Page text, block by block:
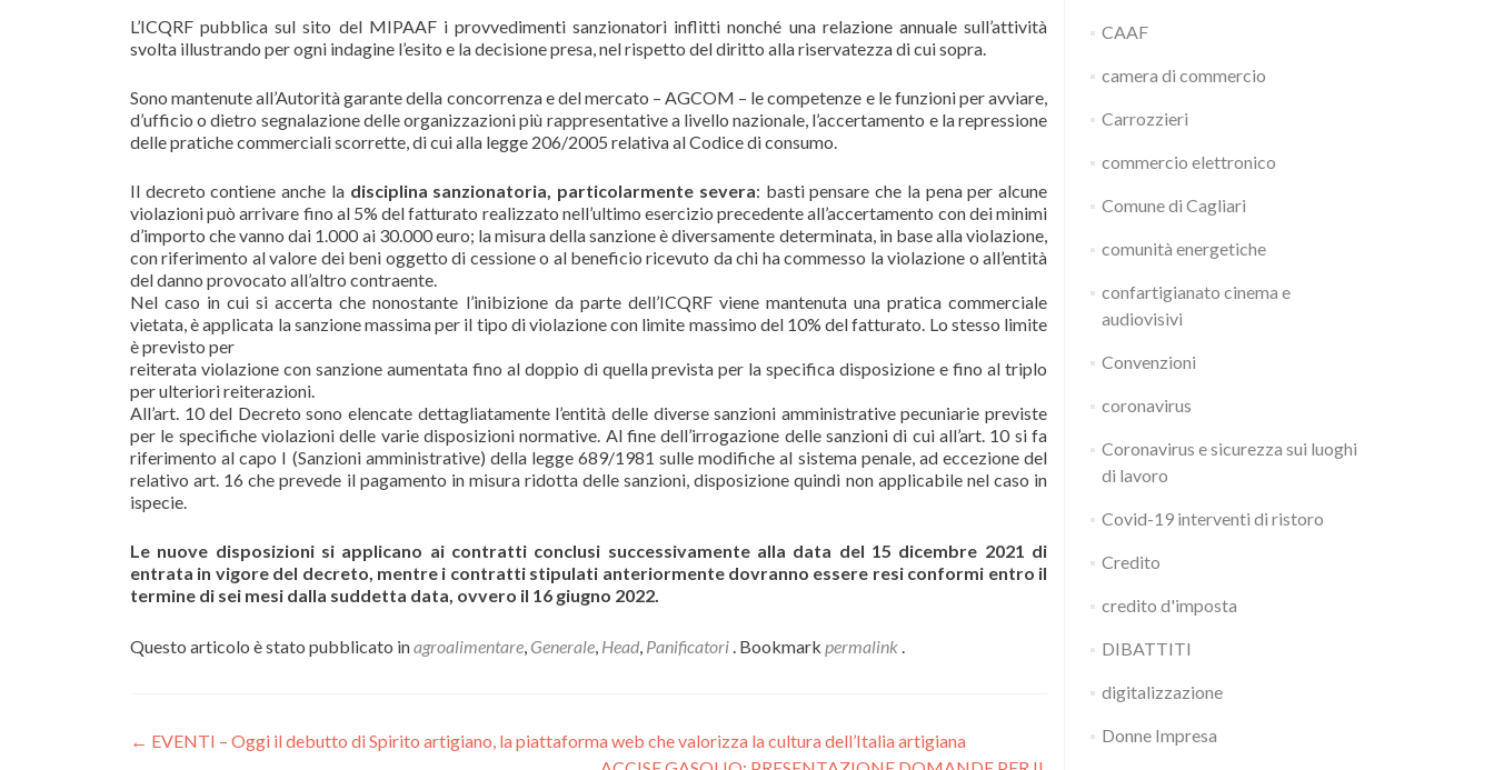
L’ICQRF pubblica sul sito del MIPAAF i provvedimenti sanzionatori inflitti nonché una relazione annuale sull’attività
svolta illustrando per ogni indagine l’esito e la decisione presa, nel rispetto del diritto alla riservatezza di cui sopra.
Sono mantenute all’Autorità garante della concorrenza e del mercato – AGCOM – le competenze e le funzioni per avviare,
d’ufficio o dietro segnalazione delle organizzazioni più rappresentative a livello nazionale, l’accertamento e la repressione
delle pratiche commerciali scorrette, di cui alla legge 206/2005 relativa al Codice di consumo.
Il decreto contiene anche la disciplina sanzionatoria, particolarmente severa: basti pensare che la pena per alcune
violazioni può arrivare fino al 5% del fatturato realizzato nell’ultimo esercizio precedente all’accertamento con dei minimi
d’importo che vanno dai 1.000 ai 30.000 euro; la misura della sanzione è diversamente determinata, in base alla violazione,
con riferimento al valore dei beni oggetto di cessione o al beneficio ricevuto da chi ha commesso la violazione o all’entità
del danno provocato all’altro contraente.
Nel caso in cui si accerta che nonostante l’inibizione da parte dell’ICQRF viene mantenuta una pratica commerciale
vietata, è applicata la sanzione massima per il tipo di violazione con limite massimo del 10% del fatturato. Lo stesso limite
è previsto per
reiterata violazione con sanzione aumentata fino al doppio di quella prevista per la specifica disposizione e fino al triplo
per ulteriori reiterazioni.
All’art. 10 del Decreto sono elencate dettagliatamente l’entità delle diverse sanzioni amministrative pecuniarie previste
per le specifiche violazioni delle varie disposizioni normative. Al fine dell’irrogazione delle sanzioni di cui all’art. 10 si fa
riferimento al capo I (Sanzioni amministrative) della legge 689/1981 sulle modifiche al sistema penale, ad eccezione del
relativo art. 16 che prevede il pagamento in misura ridotta delle sanzioni, disposizione quindi non applicabile nel caso in
ispecie.
Le nuove disposizioni si applicano ai contratti conclusi successivamente alla data del 15 dicembre 2021 di
entrata in vigore del decreto, mentre i contratti stipulati anteriormente dovranno essere resi conformi entro il
termine di sei mesi dalla suddetta data, ovvero il 16 giugno 2022.
Questo articolo è stato pubblicato inagroalimentare, Generale, Head, Panificatori . Bookmark permalink .
Navigazione
← EVENTI – Oggi il debutto di Spirito artigiano, la piattaforma web che valorizza la cultura dell’Italia artigiana
CAAF
camera di commercio
Carrozzieri
commercio elettronico
Comune di Cagliari
comunità energetiche
confartigianato cinema e
audiovisivi
Convenzioni
coronavirus
Coronavirus e sicurezza sui luoghi
di lavoro
Covid-19 interventi di ristoro
Credito
credito d'imposta
DIBATTITI
digitalizzazione
Donne Impresa